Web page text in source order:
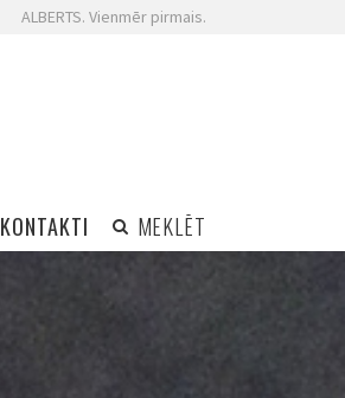
ALBERTS. Vienmēr pirmais.
KONTAKTI MEKLĒT